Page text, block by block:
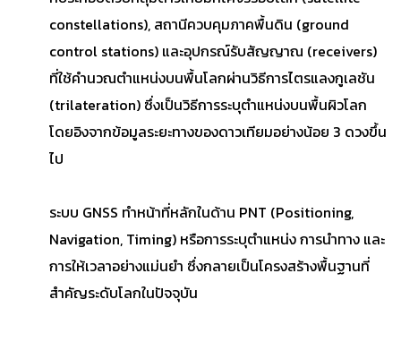
constellations), สถานีควบคุมภาคพื้นดิน (ground
control stations) และอุปกรณ์รับสัญญาณ (receivers)
ที่ใช้คำนวณตำแหน่งบนพื้นโลกผ่านวิธีการไตรแลงกูเลชัน
(trilateration) ซึ่งเป็นวิธีการระบุตำแหน่งบนพื้นผิวโลก
โดยอิงจากข้อมูลระยะทางของดาวเทียมอย่างน้อย 3 ดวงขึ้น
ไป
ระบบ GNSS ทำหน้าที่หลักในด้าน PNT (Positioning,
Navigation, Timing) หรือการระบุตำแหน่ง การนำทาง และ
การให้เวลาอย่างแม่นยำ ซึ่งกลายเป็นโครงสร้างพื้นฐานที่
สำคัญระดับโลกในปัจจุบัน